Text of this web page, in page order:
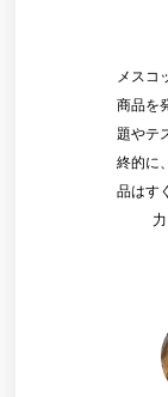
メスコ
商品を
題やテ
終的に
品はす